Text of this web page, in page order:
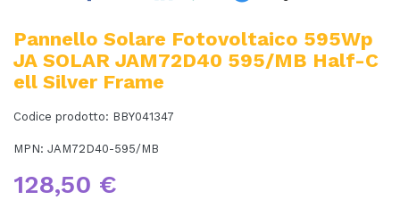
Pannello Solare Fotovoltaico 595Wp
JA SOLAR JAM72D40 595/MB Half-C
Ell Silver Frame
Codice prodotto: BBY041347
MPN: JAM72D40-595/MB
128,50 €